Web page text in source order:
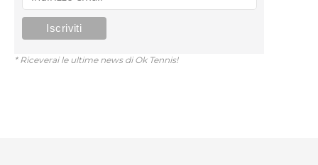
* Riceverai le ultime news di Ok Tennis!